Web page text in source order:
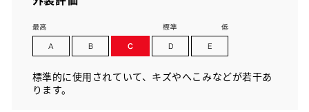
標準的に使用されていて、キズやへこみなどが若干あ
ります。